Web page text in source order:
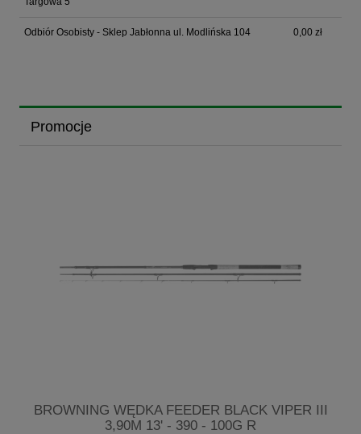
Odbiór Osobisty - Sklep Jabłonna ul. Modlińska 104 0,00 zł
Promocje
BROWNING WĘDKA FEEDER BLACK VIPER III
3,90M 13' - 390 - 100G R